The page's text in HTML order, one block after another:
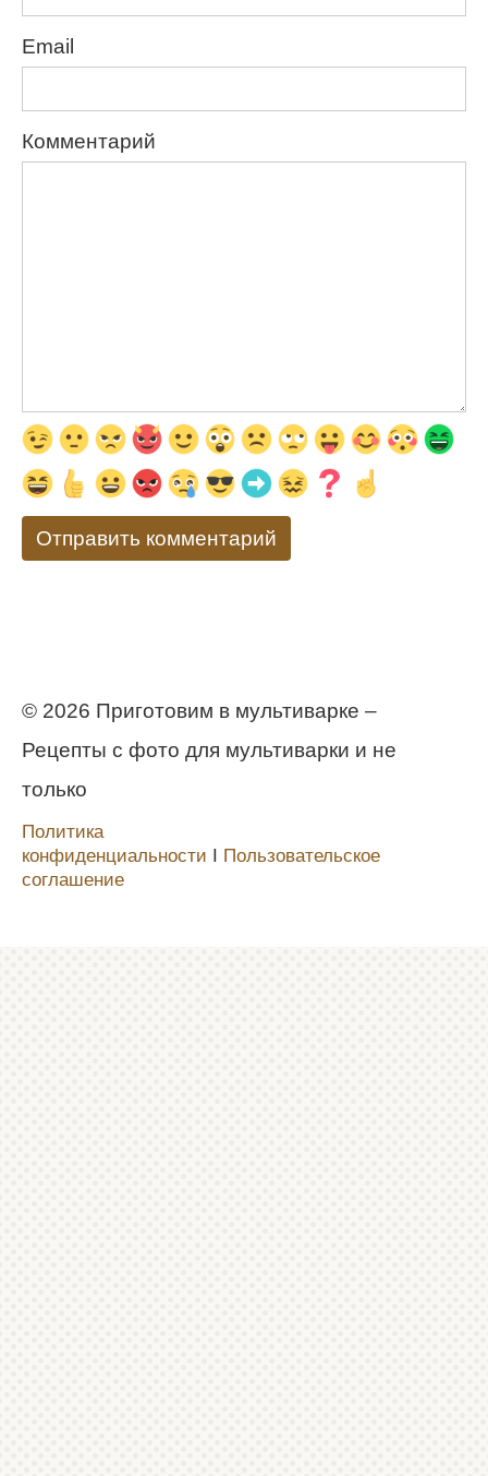
Email
Комментарий
© 2026 Приготовим в мультиварке –
Рецепты с фото для мультиварки и не
только
Политика
конфиденциальности Ι Пользовательское
соглашение